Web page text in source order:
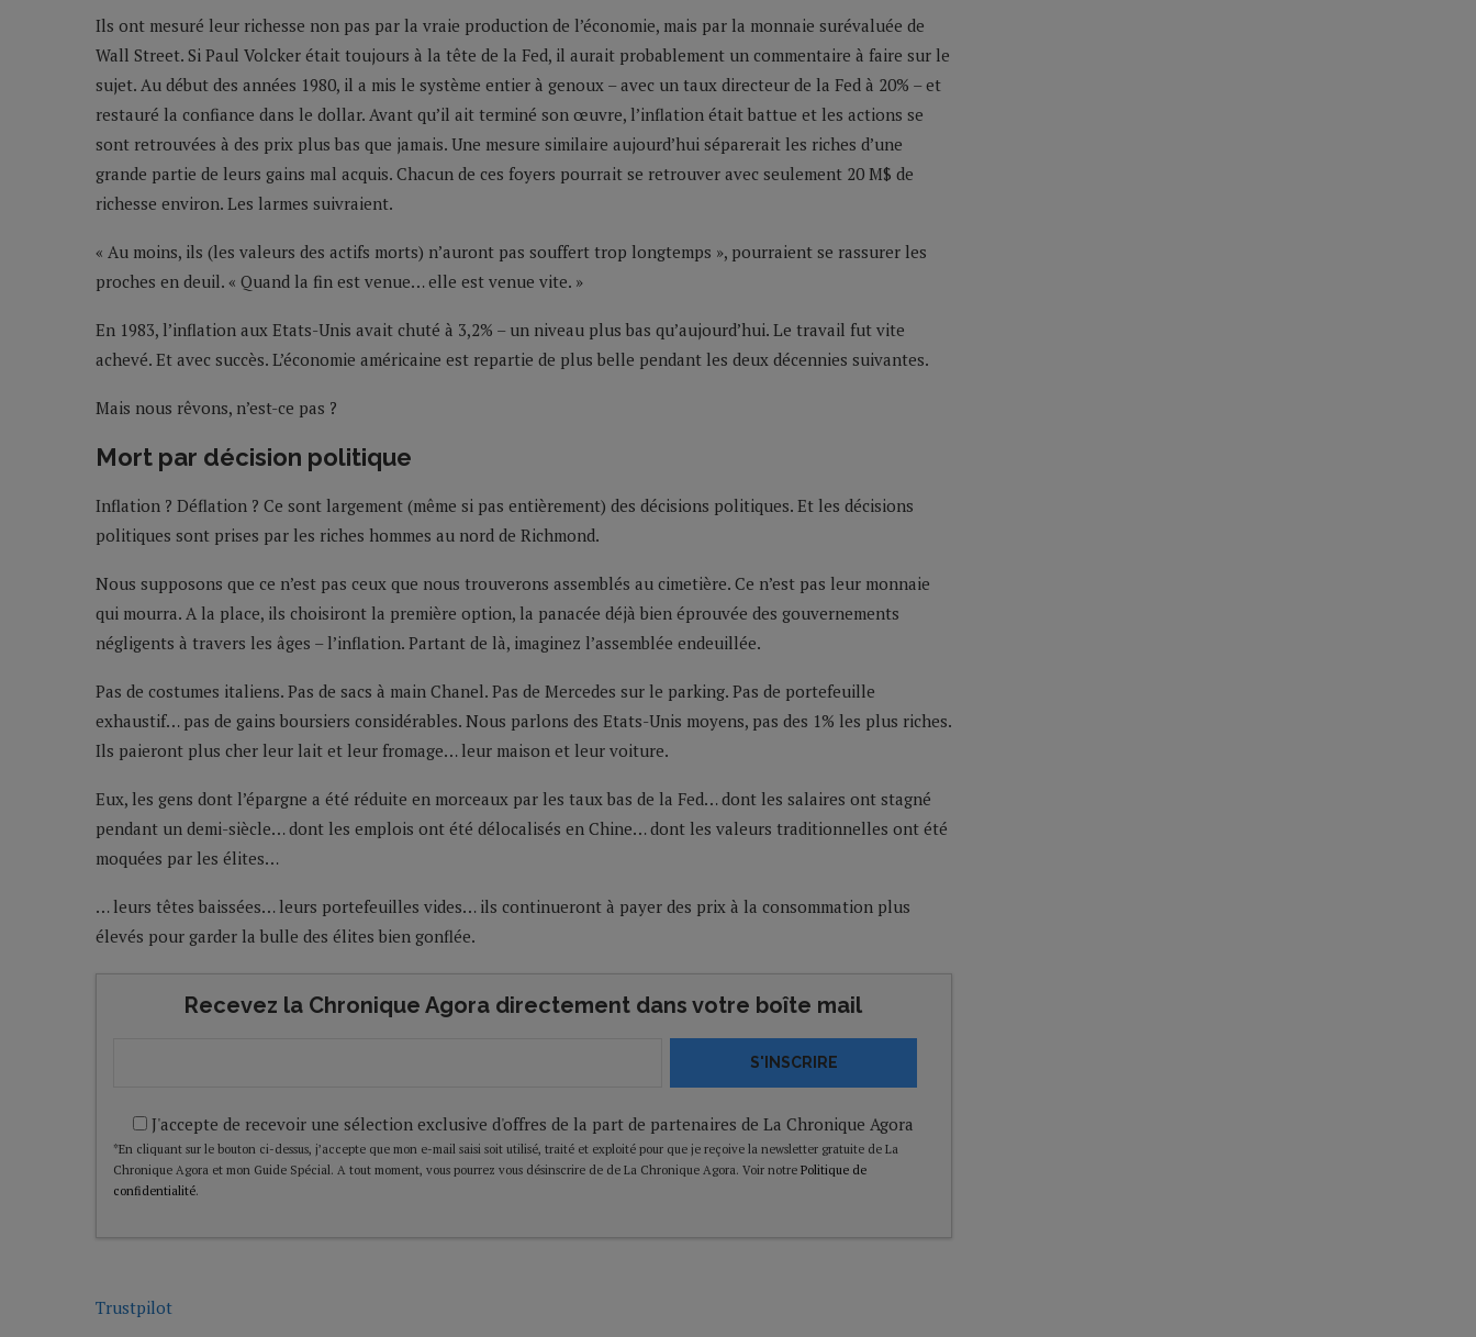
Ils ont mesuré leur richesse non pas par la vraie production de l’économie, mais par la monnaie surévaluée de
Wall Street. Si Paul Volcker était toujours à la tête de la Fed, il aurait probablement un commentaire à faire sur le
sujet. Au début des années 1980, il a mis le système entier à genoux – avec un taux directeur de la Fed à 20% – et
restauré la confiance dans le dollar. Avant qu’il ait terminé son œuvre, l’inflation était battue et les actions se
sont retrouvées à des prix plus bas que jamais. Une mesure similaire aujourd’hui séparerait les riches d’une
grande partie de leurs gains mal acquis. Chacun de ces foyers pourrait se retrouver avec seulement 20 M$ de
richesse environ. Les larmes suivraient.
« Au moins, ils (les valeurs des actifs morts) n’auront pas souffert trop longtemps », pourraient se rassurer les
proches en deuil. « Quand la fin est venue… elle est venue vite. »
En 1983, l’inflation aux Etats-Unis avait chuté à 3,2% – un niveau plus bas qu’aujourd’hui. Le travail fut vite
achevé. Et avec succès. L’économie américaine est repartie de plus belle pendant les deux décennies suivantes.
Mais nous rêvons, n’est-ce pas ?
Mort par décision politique
Inflation ? Déflation ? Ce sont largement (même si pas entièrement) des décisions politiques. Et les décisions
politiques sont prises par les riches hommes au nord de Richmond.
Nous supposons que ce n’est pas ceux que nous trouverons assemblés au cimetière. Ce n’est pas leur monnaie
qui mourra. A la place, ils choisiront la première option, la panacée déjà bien éprouvée des gouvernements
négligents à travers les âges – l’inflation. Partant de là, imaginez l’assemblée endeuillée.
Pas de costumes italiens. Pas de sacs à main Chanel. Pas de Mercedes sur le parking. Pas de portefeuille
exhaustif… pas de gains boursiers considérables. Nous parlons des Etats-Unis moyens, pas des 1% les plus riches.
Ils paieront plus cher leur lait et leur fromage… leur maison et leur voiture.
Eux, les gens dont l’épargne a été réduite en morceaux par les taux bas de la Fed… dont les salaires ont stagné
pendant un demi-siècle… dont les emplois ont été délocalisés en Chine… dont les valeurs traditionnelles ont été
moquées par les élites…
… leurs têtes baissées… leurs portefeuilles vides… ils continueront à payer des prix à la consommation plus
élevés pour garder la bulle des élites bien gonflée.
Recevez la Chronique Agora directement dans votre boîte mail
S'INSCRIRE
J'accepte de recevoir une sélection exclusive d'offres de la part de partenaires de La Chronique Agora
*En cliquant sur le bouton ci-dessus, j’accepte que mon e-mail saisi soit utilisé, traité et exploité pour que je reçoive la newsletter gratuite de La
Chronique Agora et mon Guide Spécial. A tout moment, vous pourrez vous désinscrire de de La Chronique Agora. Voir notre Politique de
confidentialité.
Trustpilot